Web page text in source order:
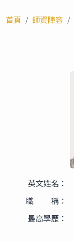
首頁 師資陣容
英文姓名：
職 稱：
最高學歷：